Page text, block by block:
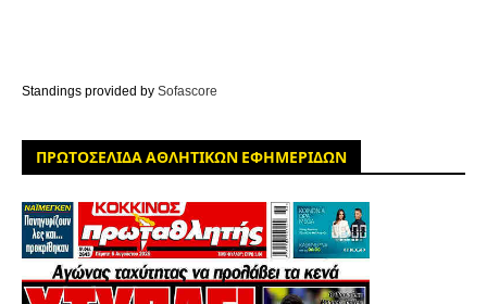
Standings provided by Sofascore
ΠΡΩΤΟΣΕΛΙΔΑ ΑΘΛΗΤΙΚΩΝ ΕΦΗΜΕΡΙΔΩΝ